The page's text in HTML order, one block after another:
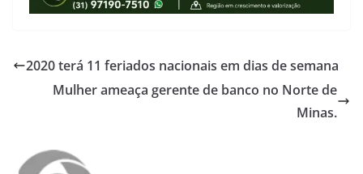
2020 terá 11 feriados nacionais em dias de semana
Mulher ameaça gerente de banco no Norte de
Minas.